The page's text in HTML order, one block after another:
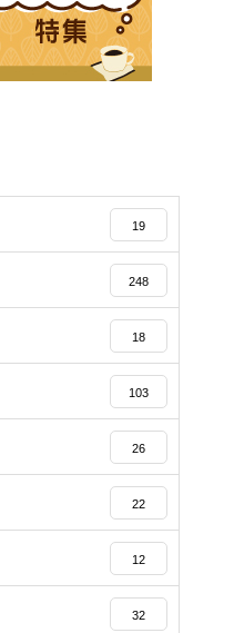
19
248
18
103
26
22
12
32